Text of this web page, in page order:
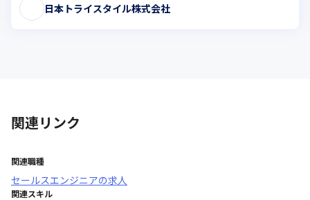
日本トライスタイル株式会社
関連リンク
関連職種
セールスエンジニアの求人
関連スキル